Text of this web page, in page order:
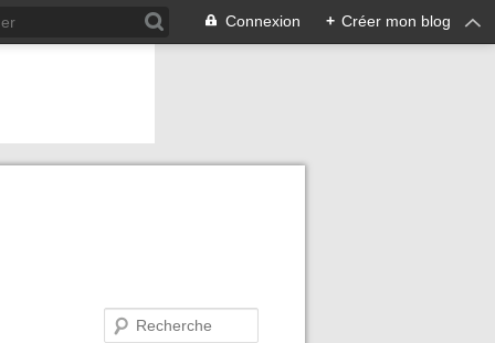
Connexion + Créer mon blog